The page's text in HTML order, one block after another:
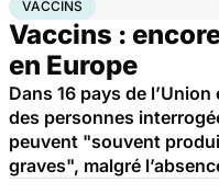
VACCINS
Vaccins :
en Europe
Dans 16 pays de
des personnes
peuvent "souvent
graves", malgré